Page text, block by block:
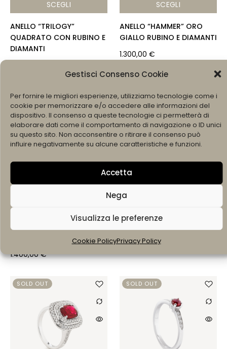
Gestisci Consenso Cookie
Per fornire le migliori esperienze, utilizziamo tecnologie come i
cookie per memorizzare e/o accedere alle informazioni del
dispositivo. Il consenso a queste tecnologie ci permetterà di
elaborare dati come il comportamento di navigazione o ID unici
su questo sito. Non acconsentire o ritirare il consenso può
influire negativamente su alcune caratteristiche e funzioni.
Accetta
Nega
Visualizza le preferenze
Cookie PolicyPrivacy Policy
SCEGLI
ANELLO “TRILOGY”
QUADRATO CON RUBINO E
DIAMANTI
SCEGLI
ANELLO “HAMMER” ORO
GIALLO RUBINO E DIAMANTI
1.300,00 €
ORECCHINI “TRILOGY”
TONDI CON RUBINO E
1.400,00€
SOLD OUT
ANELLO “CESTINO” RUBINO
2.260,00€
SOLD OUT SOLD OUT